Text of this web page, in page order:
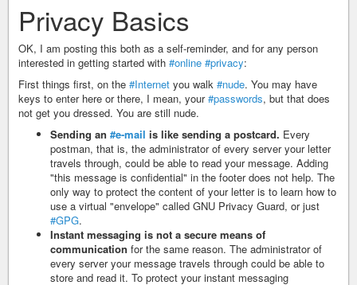
Privacy Basics
OK, I am posting this both as a self-reminder, and for any person
interested in getting started with #online #privacy:
First things first, on the #Internet you walk #nude. You may have
keys to enter here or there, I mean, your#passwords, but that does
not get you dressed. You are still nude.
Sending an #e-mail is like sending a postcard. Every
postman, that is, the administrator of every server your letter
travels through, could be able to read your message. Adding
"this message is confidential" in the footer does not help. The
only way to protect the content of your letter is to learn how to
use a virtual "envelope" called GNU Privacy Guard, or just
#GPG.
Instant messaging is not a secure means of
communication for the same reason. The administrator of
every server your message travels through could be able to
store and read it. To protect your instant messaging